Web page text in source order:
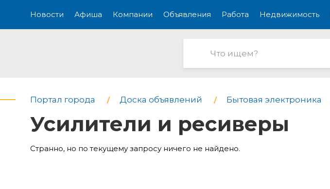
Новости Афиша Компании Объявления Работа Недвижимость
Портал города Доска объявлений Бытовая электроника
Усилители и ресиверы
Странно, но по текущему запросу ничего не найдено.